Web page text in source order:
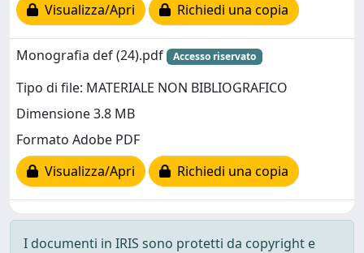
Visualizza/Apri
Richiedi una copia
Monografia def (24).pdf Accesso riservato
Tipo di file: MATERIALE NON BIBLIOGRAFICO
Dimensione 3.8 MB
Formato Adobe PDF
Visualizza/Apri
Richiedi una copia
I documenti in IRIS sono protetti da copyright e